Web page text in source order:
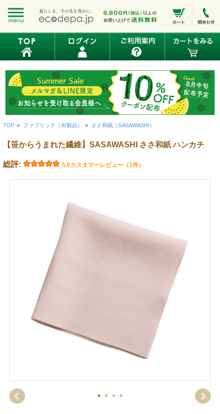
TOP > ファブリック（布製品） > ささ和紙（SASAWASHI）
【笹からうまれた繊維】SASAWASHI ささ和紙 ハンカチ
総評: 5.0カスタマーレビュー（1件）